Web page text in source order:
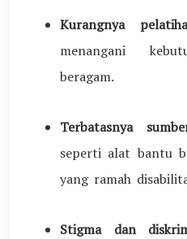
Kurangnya
menangani
beragam.
Terbatasnya
seperti alat bantu
yang ramah
Stigma dan